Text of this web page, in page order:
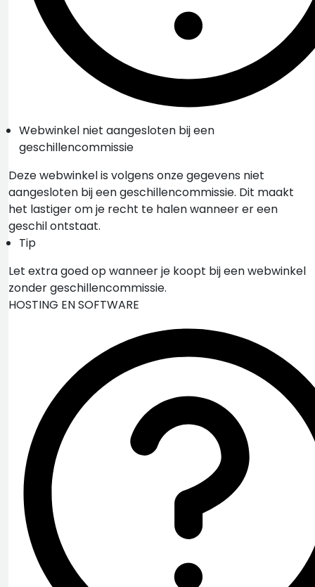
Webwinkel niet aangesloten bij een
geschillencommissie
Deze webwinkel is volgens onze gegevens niet
aangesloten bij een geschillencommissie. Dit maakt
het lastiger om je recht te halen wanneer er een
geschil ontstaat.
Tip
Let extra goed op wanneer je koopt bij een webwinkel
zonder geschillencommissie.
HOSTING EN SOFTWARE